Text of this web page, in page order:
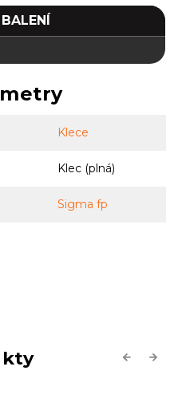
Klece
Klec (plná)
Sigma fp
Previous
Next